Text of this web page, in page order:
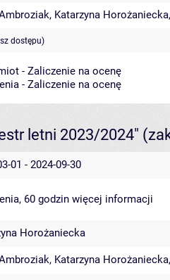
, Katarzyna Horożaniecka
dostępu)
- Zaliczenie na ocenę
- Zaliczenie na ocenę
letni 2023/2024"
01 - 2024-09-30
60 godzin więcej informacji
Horożaniecka
, Katarzyna Horożaniecka